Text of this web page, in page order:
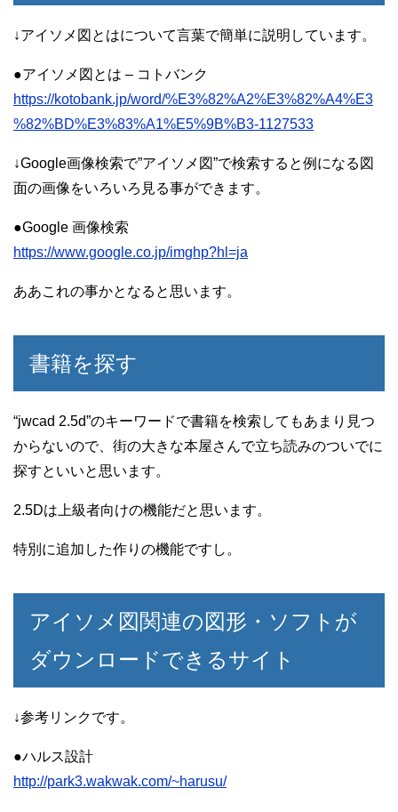
↓アイソメ図とはについて言葉で簡単に説明しています。
●アイソメ図とは – コトバンク
https://kotobank.jp/word/%E3%82%A2%E3%82%A4%E3
%82%BD%E3%83%A1%E5%9B%B3-1127533
↓Google画像検索で”アイソメ図”で検索すると例になる図
面の画像をいろいろ見る事ができます。
●Google 画像検索
https://www.google.co.jp/imghp?hl=ja
ああこれの事かとなると思います。
書籍を探す
“jwcad 2.5d”のキーワードで書籍を検索してもあまり見つ
からないので、街の大きな本屋さんで立ち読みのついでに
探すといいと思います。
2.5Dは上級者向けの機能だと思います。
特別に追加した作りの機能ですし。
アイソメ図関連の図形・ソフトが
ダウンロードできるサイト
↓参考リンクです。
●ハルス設計
http://park3.wakwak.com/~harusu/